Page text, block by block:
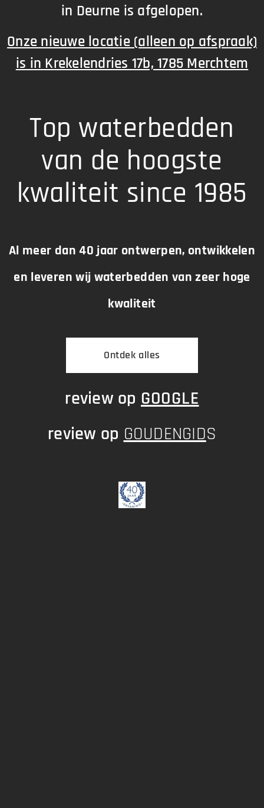
in Deurne is afgelopen.
Onze nieuwe locatie (alleen op afspraak)
is in Krekelendries 17b, 1785 Merchtem
Top waterbedden
van de hoogste
kwaliteit since 1985
Al meer dan 40 jaar ontwerpen, ontwikkelen
en leveren wij waterbedden van zeer hoge
kwaliteit
Ontdek alles
review op GOOGLE
review op GOUDENGIDS